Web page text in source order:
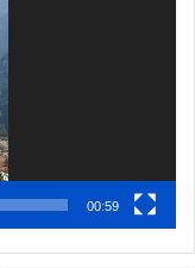
00:59